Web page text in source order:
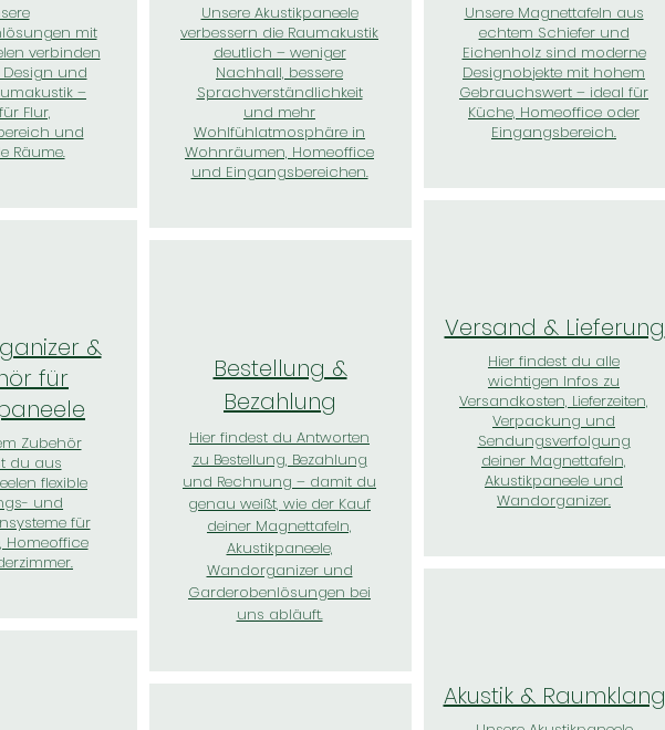
mit
verbinden
und
–
Flur,
und
Räume.
&
für
Zubehör
du aus
flexible
und
für
Homeoffice
Unsere Akustikpaneele
verbessern die Raumakustik
deutlich – weniger
Nachhall, bessere
Sprachverständlichkeit
und mehr
Wohlfühlatmosphäre in
Wohnräumen, Homeoffice
und Eingangsbereichen.
Bestellung &
Bezahlung
Hier findest du Antworten
zu Bestellung, Bezahlung
und Rechnung – damit du
genau weißt, wie der Kauf
deiner Magnettafeln,
Akustikpaneele,
Wandorganizer und
Garderobenlösungen bei
uns abläuft.
Unsere Magnettafeln aus
echtem Schiefer und
Eichenholz sind moderne
Designobjekte mit hohem
Gebrauchswert – ideal für
Küche, Homeoffice oder
Eingangsbereich.
Versand & Lieferung
Hier findest du alle
wichtigen Infos zu
Versandkosten, Lieferzeiten,
Verpackung und
Sendungsverfolgung
deiner Magnettafeln,
Akustikpaneele und
Wandorganizer.
Akustik & Raumklang